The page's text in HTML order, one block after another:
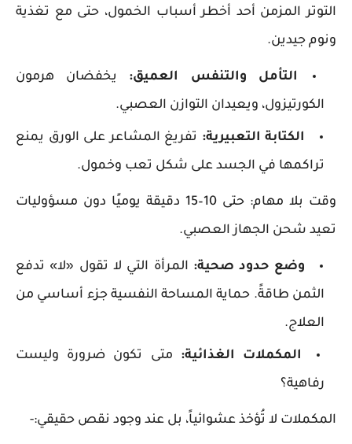
التوتر المزمن أحد أخطر أسباب الخمول، حتى مع تغذية
ونوم جيدين.
التأمل والتنفس العميق: يخفضان هرمون
الكورتيزول، ويعيدان التوازن العصبي.
الكتابة التعبيرية: تفريغ المشاعر على الورق يمنع
تراكمها في الجسد على شكل تعب وخمول.
وقت بلا مهام: حتى 10–15 دقيقة يوميًا دون مسؤوليات
تعيد شحن الجهاز العصبي.
وضع حدود صحية: المرأة التي لا تقول «لا» تدفع
الثمن طاقةً. حماية المساحة النفسية جزء أساسي من
العلاج.
المكملات الغذائية: متى تكون ضرورة وليست
رفاهية؟
المكملات لا تُؤخذ عشوائياً، بل عند وجود نقص حقيقي:-